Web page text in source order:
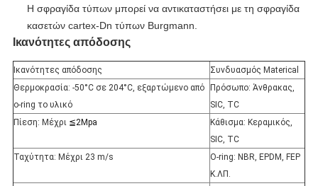
Η σφραγίδα τύπων μπορεί να αντικαταστήσει με τη σφραγίδα
κασετών cartex-Dn τύπων Burgmann.
Ικανότητες απόδοσης
Ικανότητες απόδοσης
Συνδυασμός Materical
Θερμοκρασία: -50°C σε 204°C, εξαρτώμενο από
o-ring το υλικό
Πρόσωπο: Άνθρακας,
SIC, TC
Πίεση: Μέχρι ≦2Mpa
Κάθισμα: Κεραμικός,
SIC, TC
Ταχύτητα: Μέχρι 23 m/s
O-ring: NBR, EPDM, FEP
Κ.ΛΠ.